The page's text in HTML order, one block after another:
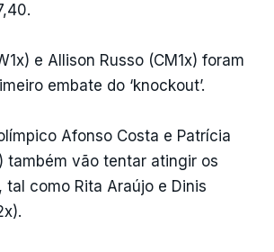
e Allison Russo (CM1x) foram
embate do ‘knockout’.
Afonso Costa e Patrícia
também vão tentar atingir os
tal como Rita Araújo e Dinis